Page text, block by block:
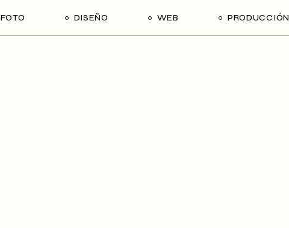
FOTO DISEÑO WEB PRODUCCIÓN